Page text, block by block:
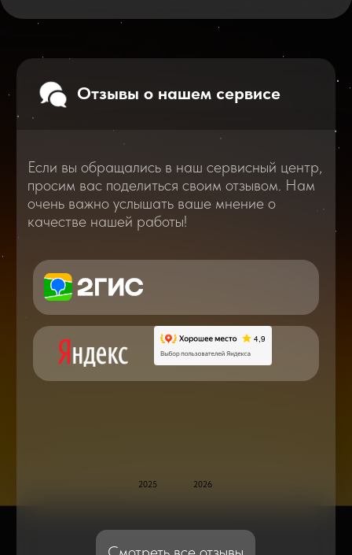
2026
2025
Перейти
Блог статей - важное,
полезное, новое
В нашем блоге статей мы расскажем
Вам о самом важном, полезном и новом
в мире смартфонов и не только